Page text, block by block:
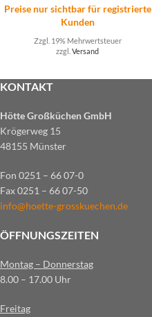
Preise nur sichtbar für registrierte
Kunden
Zzgl. 19% Mehrwertsteuer
zzgl. Versand
KONTAKT
Hötte Großküchen GmbH
Krögerweg 15
48155 Münster
Fon 0251 – 66 07-0
Fax 0251 – 66 07-50
info@hoette-grosskuechen.de
ÖFFNUNGSZEITEN
Montag – Donnerstag
8.00 – 17.00 Uhr
Freitag